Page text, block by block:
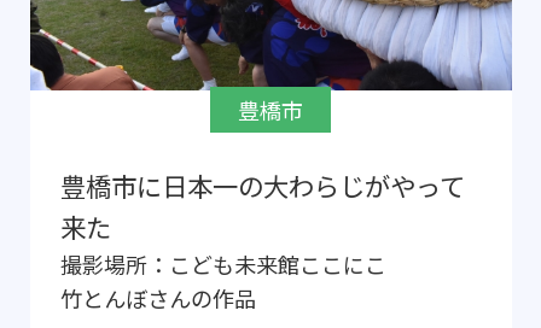
豊橋市
豊橋市に日本一の大わらじがやって
来た
撮影場所： こども未来館ここにこ
竹とんぼさんの作品